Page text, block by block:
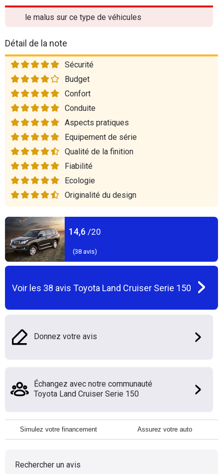
le malus sur ce type de véhicules
Détail de la note
Sécurité
Budget
Confort
Conduite
Aspects pratiques
Equipement de série
Qualité de la finition
Fiabilité
Ecologie
Originalité du design
14,6 /20
(38 avis)
Voir les 38 avis Toyota Land Cruiser Serie 150
Donnez votre avis
Échangez avec notre communauté
Toyota Land Cruiser Serie 150
Simulez votre financement Assurez votre auto
Rechercher un avis